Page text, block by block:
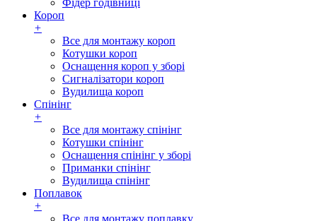
Фідер годівниці
Короп
+
Все для монтажу короп
Котушки короп
Оснащення короп у зборі
Сигналізатори короп
Вудилища короп
Спінінг
+
Все для монтажу спінінг
Котушки спінінг
Оснащення спінінг у зборі
Приманки спінінг
Вудилища спінінг
Поплавок
+
Все для монтажу поплавку